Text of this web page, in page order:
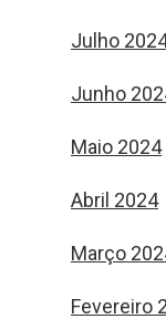
Julho
Junho
Maio 2024
Abril 2024
Março
Fevereiro